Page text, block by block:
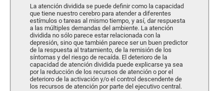
La atención dividida se puede definir como la capacidad
que tiene nuestro cerebro para atender a diferentes
estímulos o tareas al mismo tiempo, y así, dar respuesta
a las múltiples demandas del ambiente. La atención
dividida no sólo parece estar relacionada con la
depresión, sino que también parece ser un buen predictor
de la respuesta al tratamiento, de la remisión de los
síntomas y del riesgo de recaída. El deterioro de la
capacidad de atención dividida puede explicarse ya sea
por la reducción de los recursos de atención o por el
deterioro de la activación y/o el control descendente de
los recursos de atención por parte del ejecutivo central.